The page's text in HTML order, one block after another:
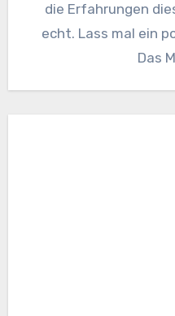
die Erfahrungen
echt. Lass mal ein
Das